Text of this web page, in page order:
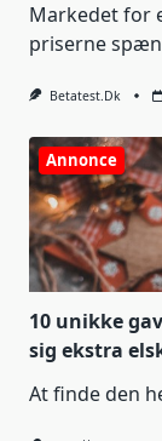
Markedet for
priserne
Betatest.dk
Annonce
10 unikke
sig ekstra
At finde den